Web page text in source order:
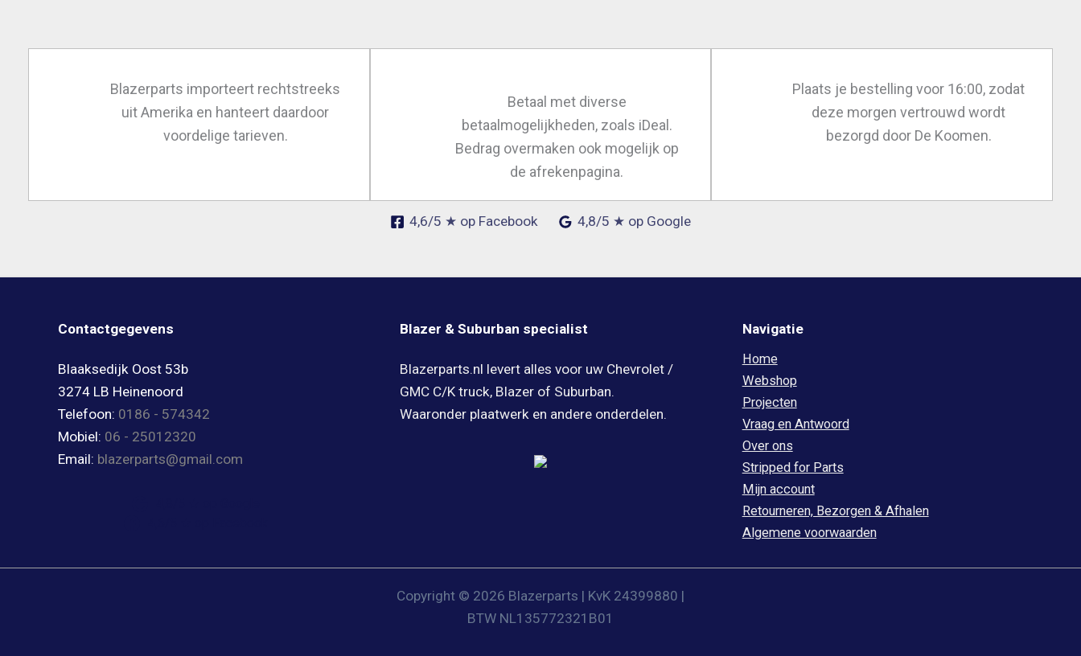
Blazerparts importeert rechtstreeks
uit Amerika en hanteert daardoor
voordelige tarieven.
Betaal met diverse
betaalmogelijkheden, zoals iDeal.
Bedrag overmaken ook mogelijk op
de afrekenpagina.
Plaats je bestelling voor 16:00, zodat
deze morgen vertrouwd wordt
bezorgd door De Koomen.
4,6/5 ★ op Facebook 4,8/5 ★ op Google
Contactgegevens
Blaaksedijk Oost 53b
3274 LB Heinenoord
Telefoon: 0186 - 574342
Mobiel: 06 - 25012320
Email: blazerparts@gmail.com
Blazer & Suburban specialist
Blazerparts.nl levert alles voor uw Chevrolet /
GMC C/K truck, Blazer of Suburban.
Waaronder plaatwerk en andere onderdelen.
Navigatie
Home
Webshop
Projecten
Vraag en Antwoord
Over ons
Stripped for Parts
Mijn account
Retourneren, Bezorgen & Afhalen
Algemene voorwaarden
Copyright © 2026 Blazerparts | KvK 24399880 |
BTW NL135772321B01